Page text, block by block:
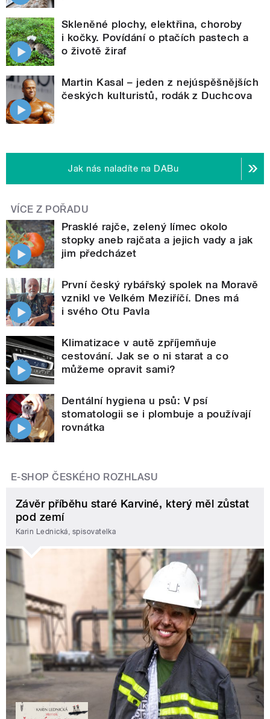
Skleněné plochy, elektřina, choroby
i kočky. Povídání o ptačích pastech a
o životě žiraf
Martin Kasal – jeden z nejúspěšnějších
českých kulturistů, rodák z Duchcova
Jak nás naladíte na DABu
VÍCE Z POŘADU
Prasklé rajče, zelený límec okolo
stopky aneb rajčata a jejich vady a jak
jim předcházet
První český rybářský spolek na Moravě
vznikl ve Velkém Meziříčí. Dnes má
i svého Otu Pavla
Klimatizace v autě zpříjemňuje
cestování. Jak se o ni starat a co
můžeme opravit sami?
Dentální hygiena u psů: V psí
stomatologii se i plombuje a používají
rovnátka
E-SHOP ČESKÉHO ROZHLASU
Závěr příběhu staré Karviné, který měl zůstat
pod zemí
Karin Lednická, spisovatelka